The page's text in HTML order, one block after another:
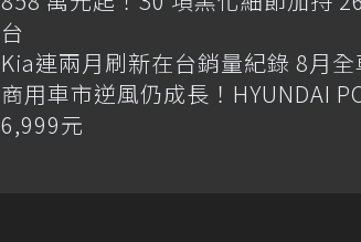
台
Kia連兩月刷新在台銷量紀錄 8月
商用車市逆風仍成長！HYUNDAI
6,999元